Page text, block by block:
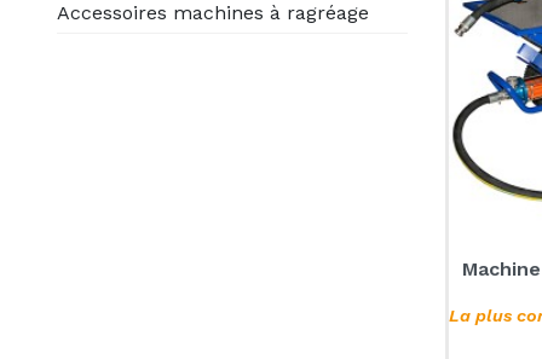
Accessoires machines à ragréage
La plus